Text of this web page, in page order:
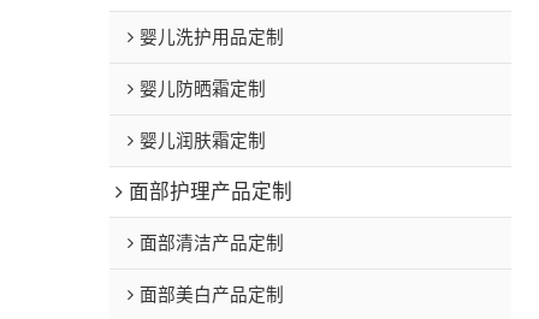
婴儿洗护用品定制
婴儿防晒霜定制
婴儿润肤霜定制
面部护理产品定制
面部清洁产品定制
面部美白产品定制